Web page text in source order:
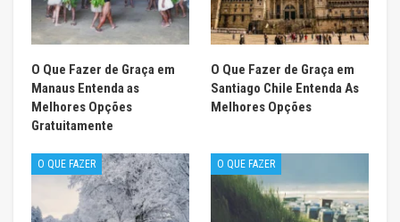
O Que Fazer de Graça em
Manaus Entenda as
Melhores Opções
Gratuitamente
O Que Fazer de Graça em
Santiago Chile Entenda As
Melhores Opções
O QUE FAZER O QUE FAZER